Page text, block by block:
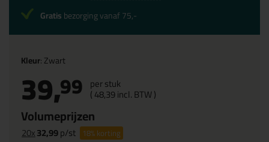
Kleur: Zwart
39,99 per stuk
(48,39incl. BTW )
Volumeprijzen
20x32,99p/st 18%korting
Gratisbezorging vanaf 75,-